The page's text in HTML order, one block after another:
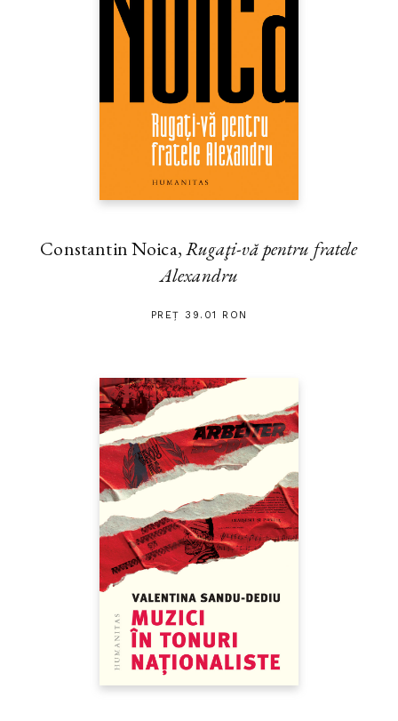
Constantin Noica,Rugaţi-vă pentru fratele
Alexandru
PREȚ 39.01 RON